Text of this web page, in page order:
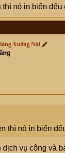
thì nó in biển đểu
Xuống Núi
thì nó in biển
dịch vụ công và